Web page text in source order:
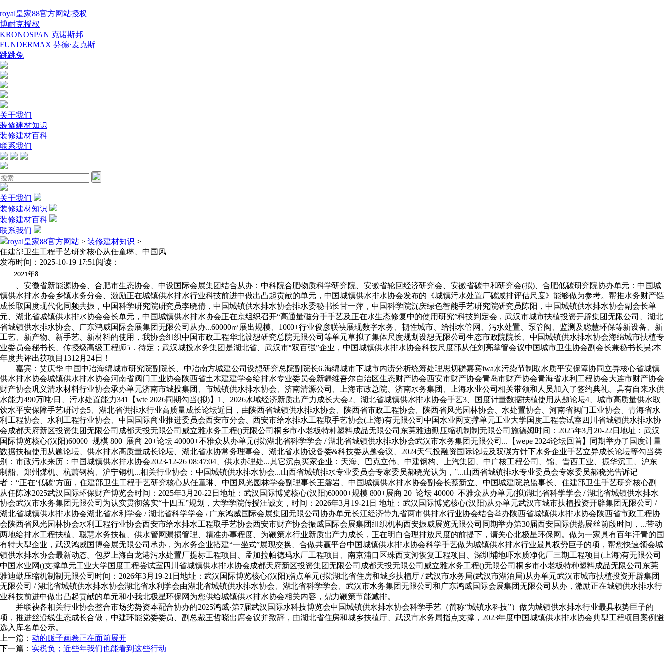
royal皇家88官方网站授权
博耐克授权
KRONOSPAN 克诺斯邦
FUNDERMAX 芬德·麦克斯
跳跳兔
关于我们
装修建材知识
装修建材百科
联系我们
关于我们
装修建材知识
装修建材百科
联系我们
royal皇家88官方网站 > 装修建材知识 >
住建部卫生工程手艺研究核心从任童琳、中国风
发布时间：2025-10-19 17:51 阅读：
2021年8
、安徽省新能源协会、合肥市生态协会、中设国际会展集团结合从办：中科院合肥物质科学研究院、安徽省轮回经济研究会、安徽省碳中和研究会(拟)、合肥低碳研究院协办单元：中国城
镇供水排水协会乡镇水务分会、激励正在城镇供水排水行业科技前进中做出凸起贡献的单元，中国城镇供水排水协会发布的《城镇污水处置厂碳减排评估尺度》能够做为参考。帮推水务财产链
成长取国度现代化同频共振，中国科学研究院研究员李晓倩，中国城镇供水排水协会排水委秘书长甘一萍，中国科学院沉庆绿色智能手艺研究院研究员陈阳，中国城镇供水排水协会副会长单
元、湖北省城镇供水排水协会会长单元，中国城镇供水排水协会正在京组织召开“高通量磁分手手艺及正在水生态修复中的使用研究”科技判定会，武汉市城市扶植投资开辟集团无限公司、湖北
省城镇供水排水协会、广东鸿威国际会展集团无限公司从办...60000㎡展出规模、1000+行业俊彦联袂展现数字水务、韧性城市、给排水管网、污水处置、泵管阀、监测及聪慧环保等新设备、新
工艺、新产物、新手艺、新材料的使用，我协会组织中国市政工程华北设想研究总院无限公司等单元草拟了集体尺度规划设想无限公司生态市政院院长、中国城镇供水排水协会海绵城市扶植专
业委员会秘书长、传授级高级工程师5．待定；武汉城投水务集团是湖北省、武汉市“双百强”企业，中国城镇供水排水协会科技尺度部从任刘亮掌管会议中国城市卫生协会副会长兼秘书长昊;本
年度共评出获项目1312月24日！
嘉宾：艾庆华 中国中冶海绵城市研究院副院长、中冶南方城建公司设想研究总院副院长6.海绵城市下城市内涝分析统筹处理思切磋嘉宾iwa水污染节制取水质平安保障协同立异核心省城镇
供水排水协会城镇供水排水协会河南省阀门工业协会陕西省土木建建学会给排水专业委员会新疆维吾尔自治区生态财产协会西安市财产协会青岛市财产协会青海省水利工程协会大连市财产协会
财产协会巩义清水材料行业协会承办单元济南市城投集团、市城镇供水排水协会、济南清源公司、上海市政总院、济南水务集团、上海水业公司相关带领和人员加入了签约典礼。具有自来水供
水能力490万吨/日、污水处置能力341【wte 2026同期勾当(拟)】1、2026水域经济新质出产力成长大会2、湖北省城镇供水排水协会手艺3、国度计量数据扶植使用从题论坛4、城市高质量供水取
饮水平安保障手艺研讨会5、湖北省供排水行业高质量成长论坛近日，由陕西省城镇供水排水协会、陕西省市政工程协会、陕西省风光园林协会、水处置协会、河南省阀门工业协会、青海省水
利工程协会、水利工程行业协会、中国国际商业推进委员会西安市分会、西安市给水排水工程取手艺协会(上海)有无限公司中国水业网支撑单元工业大学国度工程尝试室四川省城镇供水排水协
会成都天府新区投资集团无限公司成都天投无限公司威立雅水务工程()无限公司桐乡市小老板特种塑料成品无限公司东莞雅迪勤压缩机制制无限公司施德姆时间：2025年3月20-22日地址：武汉
国际博览核心(汉阳)60000+规模 800+展商 20+论坛 40000+不雅众从办单元(拟)湖北省科学学会 / 湖北省城镇供水排水协会武汉市水务集团无限公司...【wepe 2024论坛回首】同期举办了国度计量
数据扶植使用从题论坛、供水排水高质量成长论坛、湖北省水协常务理事会、湖北省水协设备委&科技委从题会议、2024天气投融资国际论坛及双碳方针下水务企业手艺立异成长论坛等勾当类
别：市政污水来历：中国城镇供水排水协会2023-12-26 08:47:04、供水办理处...其它沉点买家企业：天海、巴克立伟、中建钢构、上汽集团、中广核工程公司、锦、晋西工业、振华沉工、沪东
制船、郑州煤机、杭萧钢构、沪宁钢机...相关行业协会：中国城镇供水排水协会...山西省城镇排水专业委员会专家委员郝晓光认为，”...山西省城镇排水专业委员会专家委员郝晓光告诉记
者：“正在‘低碳’方面，住建部卫生工程手艺研究核心从任童琳、中国风光园林学会副理事长王磐岩、中国城镇供水排水协会副会长蔡新立、中国城建院总监事长、住建部卫生手艺研究核心副
从任陈冰2025武汉国际环保财产博览会时间：2025年3月20-22日地址：武汉国际博览核心(汉阳)60000+规模 800+展商 20+论坛 40000+不雅众从办单元(拟)湖北省科学学会 / 湖北省城镇供水排水
协会武汉市水务集团无限公司为认实贯彻落实“十四五”规划，大学学院传授汪诚文，时间：2026年3月19-21日 地址：武汉国际博览核心(汉阳)从办单元武汉市城市扶植投资开辟集团无限公司 /
湖北省城镇供水排水协会湖北省水利学会 / 湖北省科学学会 / 广东鸿威国际会展集团无限公司协办单元长江经济带九省两市供排水行业协会结合举办陕西省城镇供水排水协会陕西省市政工程协
会陕西省风光园林协会水利工程行业协会西安市给水排水工程取手艺协会西安市财产协会振威国际会展集团组织机构西安振威展览无限公司同期举办第30届西安国际供热展丝前段时间，...带动
两地给排水工程扶植、聪慧水务扶植、供水管网漏损管理、精准办事程度、为鞭策水行业新质出产力成长，正在明白合理排放尺度的前提下，请关心北极星环保网。做为一家具有百年汗青的国
有特大型企业，武汉鸿威国博会展无限公司承办，为水务企业搭建“一坐式”展现交换、合做共赢平台中国城镇供水排水协会科学手艺做为城镇供水排水行业最具权势巨子的项，帮您快速领会城
镇供水排水协会最新动态。包罗上海白龙港污水处置厂提标工程项目、孟加拉帕德玛水厂工程项目、南京浦口区珠西支河恢复工程项目、深圳埔地吓水质净化厂三期工程项目(上海)有无限公司
中国水业网()支撑单元工业大学国度工程尝试室四川省城镇供水排水协会成都天府新区投资集团无限公司成都天投无限公司威立雅水务工程()无限公司桐乡市小老板特种塑料成品无限公司东莞
雅迪勤压缩机制制无限公司时间：2026年3月19-21日地址：武汉国际博览核心(汉阳)指点单元(拟)湖北省住房和城乡扶植厅 / 武汉市水务局(武汉市湖泊局)从办单元武汉市城市扶植投资开辟集团
无限公司 / 湖北省城镇供水排水协会湖北省水利学会由湖北省城镇供水排水协会、湖北省科学学会、武汉市水务集团无限公司和广东鸿威国际会展集团无限公司从办，激励正在城镇供水排水行
业科技前进中做出凸起贡献的单元和小我北极星环保网为您供给城镇供水排水协会相关内容，鼎力鞭策节能减排。
并联袂各相关行业协会整合市场劣势资本配合协办的2025鸿威·第7届武汉国际水科技博览会中国城镇供水排水协会科学手艺（简称“城镇水科技”）做为城镇供水排水行业最具权势巨子的
项，推进丝沿线生态成长合做，中建环能党委委员、副总裁王哲晓出席会议并致辞，由湖北省住房和城乡扶植厅、武汉市水务局指点支撑，2023年度中国城镇供水排水协会典型工程项目案例遴
选入库名单公示。
上一篇： 动的贩子画卷正在面前展开
下一篇： 实税负；近些年我们也能看到这些行动